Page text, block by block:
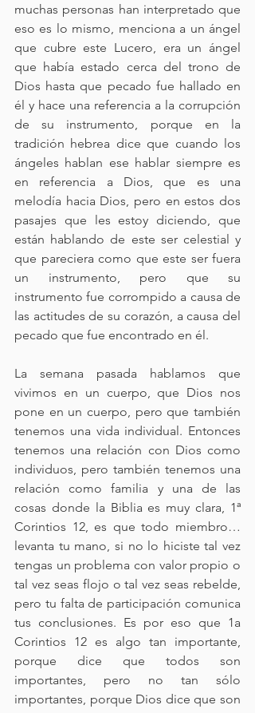
muchas personas han interpretado que
eso es lo mismo, menciona a un ángel
que cubre este Lucero, era un ángel
que había estado cerca del trono de
Dios hasta que pecado fue hallado en
él y hace una referencia a la corrupción
de su instrumento, porque en la
tradición hebrea dice que cuando los
ángeles hablan ese hablar siempre es
en referencia a Dios, que es una
melodía hacia Dios, pero en estos dos
pasajes que les estoy diciendo, que
están hablando de este ser celestial y
que pareciera como que este ser fuera
un instrumento, pero que su
instrumento fue corrompido a causa de
las actitudes de su corazón, a causa del
pecado que fue encontrado en él.
La semana pasada hablamos que
vivimos en un cuerpo, que Dios nos
pone en un cuerpo, pero que también
tenemos una vida individual. Entonces
tenemos una relación con Dios como
individuos, pero también tenemos una
relación como familia y una de las
cosas donde la Biblia es muy clara, 1ª
Corintios 12, es que todo miembro…
levanta tu mano, si no lo hiciste tal vez
tengas un problema con valor propio o
tal vez seas flojo o tal vez seas rebelde,
pero tu falta de participación comunica
tus conclusiones. Es por eso que 1a
Corintios 12 es algo tan importante,
porque dice que todos son
importantes, pero no tan sólo
importantes, porque Dios dice que son